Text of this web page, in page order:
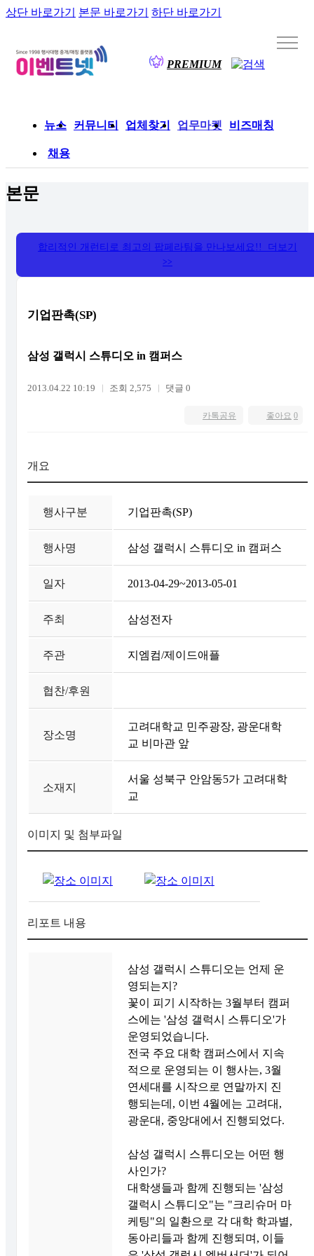
상단 바로가기 본문 바로가기 하단 바로가기
PREMIUM
뉴스 커뮤니티 업체찾기 업무마켓 비즈매칭
채용
본문
합리적인 개런티로 최고의 팝페라팀을 만나보세요!! 더보기
>>
기업판촉(SP)
삼성 갤럭시 스튜디오 in 캠퍼스
2013.04.22 10:19 조회 2,575 댓글 0
좋아요 0
카톡공유
개요
행사구분 기업판촉(SP)
행사명 삼성 갤럭시 스튜디오 in 캠퍼스
일자 2013-04-29~2013-05-01
주최 삼성전자
주관 지엠컴/제이드애플
협찬/후원
장소명
고려대학교 민주광장, 광운대학
교 비마관 앞
소재지
서울 성북구 안암동5가 고려대학
교
이미지 및 첨부파일
리포트 내용
삼성 갤럭시 스튜디오는 언제 운
영되는지?
꽃이 피기 시작하는 3월부터 캠퍼
스에는 '삼성 갤럭시 스튜디오'가
운영되었습니다.
전국 주요 대학 캠퍼스에서 지속
적으로 운영되는 이 행사는, 3월
연세대를 시작으로 연말까지 진
행되는데, 이번 4월에는 고려대,
광운대, 중앙대에서 진행되었다.
삼성 갤럭시 스튜디오는 어떤 행
사인가?
대학생들과 함께 진행되는 '삼성
갤럭시 스튜디오"는 "크리슈머 마
케팅"의 일환으로 각 대학 학과별,
동아리들과 함께 진행되며, 이들